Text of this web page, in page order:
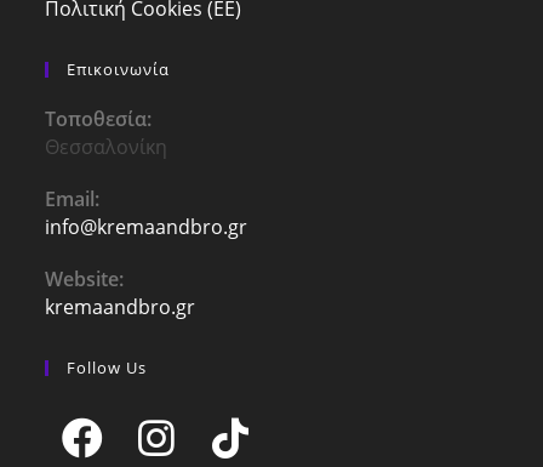
Πολιτική Cookies (ΕΕ)
Επικοινωνία
Τοποθεσία:
Θεσσαλονίκη
Email:
info@kremaandbro.grOpens
Website:
kremaandbro.gr
Follow Us